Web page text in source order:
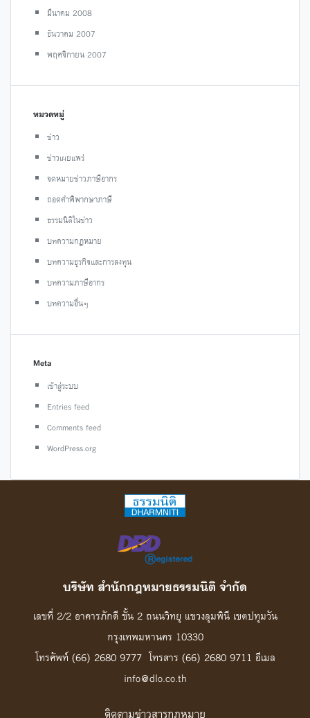
มีนาคม 2008
ธันวาคม 2007
พฤศจิกายน 2007
หมวดหมู่
ข่าว
ข่าวเผยแพร่
จดหมายข่าวภาษีอากร
ถอดคำพิพากษาภาษี
ธรรมนิติในข่าว
บทความกฎหมาย
บทความธุรกิจและการลงทุน
บทความภาษีอากร
บทความอื่นๆ
Meta
เข้าสู่ระบบ
Entries feed
Comments feed
WordPress.org
บริษัท สํานักกฎหมายธรรมนิติ จํากัด
เลขที่ 2/2 อาคารภักดี ชั้น 2 ถนนวิทยุ แขวงลุมพินี เขตปทุมวัน
กรุงเทพมหานคร 10330
โทรศัพท์ (66) 2680 9777 โทรสาร (66) 2680 9711 อีเมล
info@dlo.co.th
ติดตามข่าวสารกฎหมาย